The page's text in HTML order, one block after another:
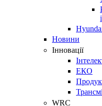
Новини
Інновації
ЕКО
WRC